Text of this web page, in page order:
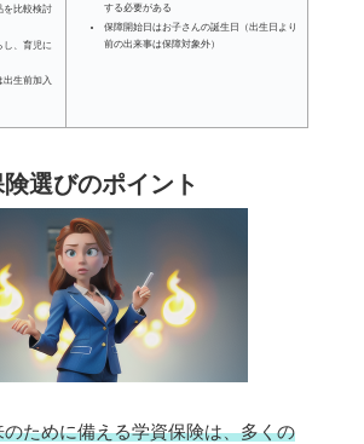
を比較検討
し、育児に
出生前加入
する必要がある
保障開始日はお子さんの誕生日（出生日より
前の出来事は保障対象外）
選びのポイント
ために備える学資保険は、多くの